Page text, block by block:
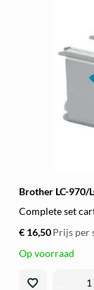
Brother LC-970/
Complete set
€ 16,50Prijs per
Op voorraad